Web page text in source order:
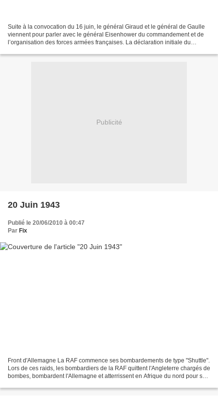
Suite à la convocation du 16 juin, le général Giraud et le général de Gaulle
viennent pour parler avec le général Eisenhower du commandement et de
l’organisation des forces armées françaises. La déclaration initiale du
Publicité
20 Juin 1943
Publié le 20/06/2010 à 00:47
Par Fix
Front d'Allemagne La RAF commence ses bombardements de type "Shuttle".
Lors de ces raids, les bombardiers de la RAF quittent l'Angleterre chargés de
bombes, bombardent l'Allemagne et atterrissent en Afrique du nord pour se